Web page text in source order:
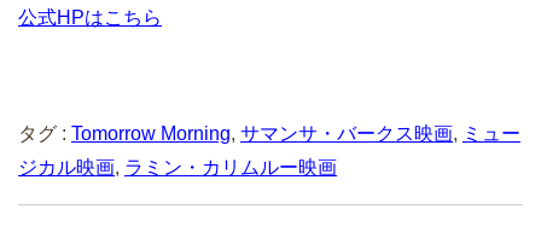
公式HPはこちら
タグ : Tomorrow Morning, サマンサ・バークス映画, ミュー
ジカル映画, ラミン・カリムルー映画